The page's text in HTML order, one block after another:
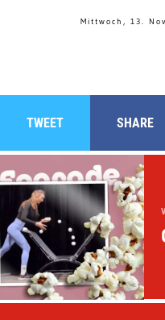
Mittwoch, 13.
TWEET SHARE